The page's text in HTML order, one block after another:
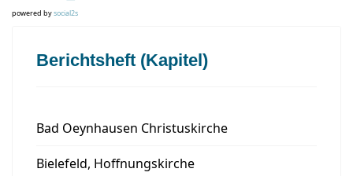
powered bysocial2s
Berichtsheft (Kapitel)
Bad Oeynhausen Christuskirche
Bielefeld, Hoffnungskirche